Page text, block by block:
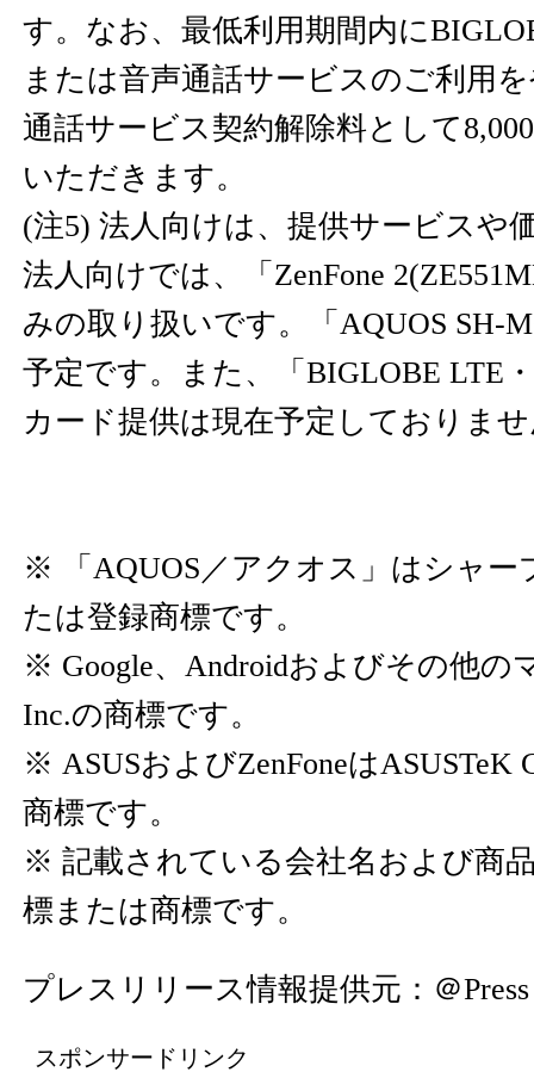
す。なお、最低利用期間内に
または音声通話サービスのご利用
通話サービス契約解除料として
いただきます。
(注5) 法人向けは、提供サービスや
法人向けでは、「ZenFone
みの取り扱いです。「AQUOS SH-
予定です。また、「BIGLOBE LTE
カード提供は現在予定しておりま
※ 「AQUOS／アクオス」はシャー
たは登録商標です。
※ Google、Androidおよびその他の
Inc.の商標です。
※ ASUSおよびZenFoneはASUSTeK
商標です。
※ 記載されている会社名および商
標または商標です。
プレスリリース情報提供元： ＠Press
スポンサードリンク